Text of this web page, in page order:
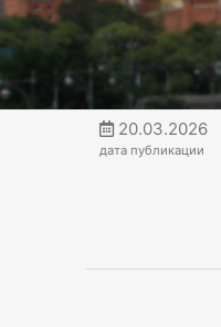
20.03.2026
дата публикации